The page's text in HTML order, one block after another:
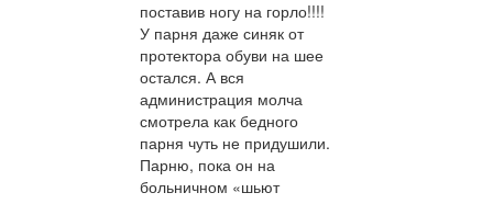
поставив ногу на горло!!!!
У парня даже синяк от
протектора обуви на шее
остался. А вся
администрация молча
смотрела как бедного
парня чуть не придушили.
Парню, пока он на
больничном «шьют